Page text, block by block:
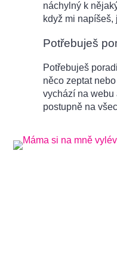
náchylný k
když mi napíšeš,
Potřebuješ
Potřebuješ
něco zeptat
vychází na webu
postupně na